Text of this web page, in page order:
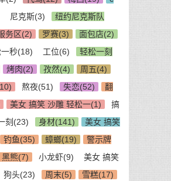
尼克斯(3)
纽约尼克斯队
务区(2) 罗赛(3)
面包店(2)
秒(18) 工位(6)
轻松一刻
烤肉(2) 孜然(4)
周五(4)
熬夜(51) 失恋(52)
翻
美女 搞笑 沙雕 轻松一(1)
搞
刻(23)
身材(141)
美女 搞笑
钓鱼(35) 蟑螂(19)
警示牌
黑熊(7) 小龙虾(9)
美女 搞笑
狗头(23) 周末(5)
雪糕(17)